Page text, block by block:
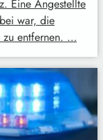
Eine Angestellte
war, die
zu entfernen. …